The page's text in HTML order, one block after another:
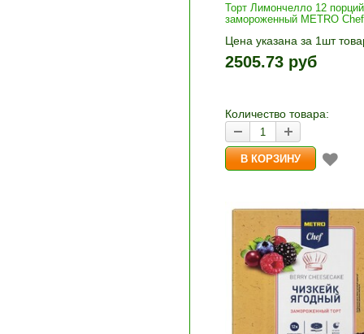
Торт Лимончелло 12 порций
замороженный METRO Chef
Цена указана за 1шт
1шт прибавляется
и «-». Выберите нужное
2505.73 руб
Количество товара: